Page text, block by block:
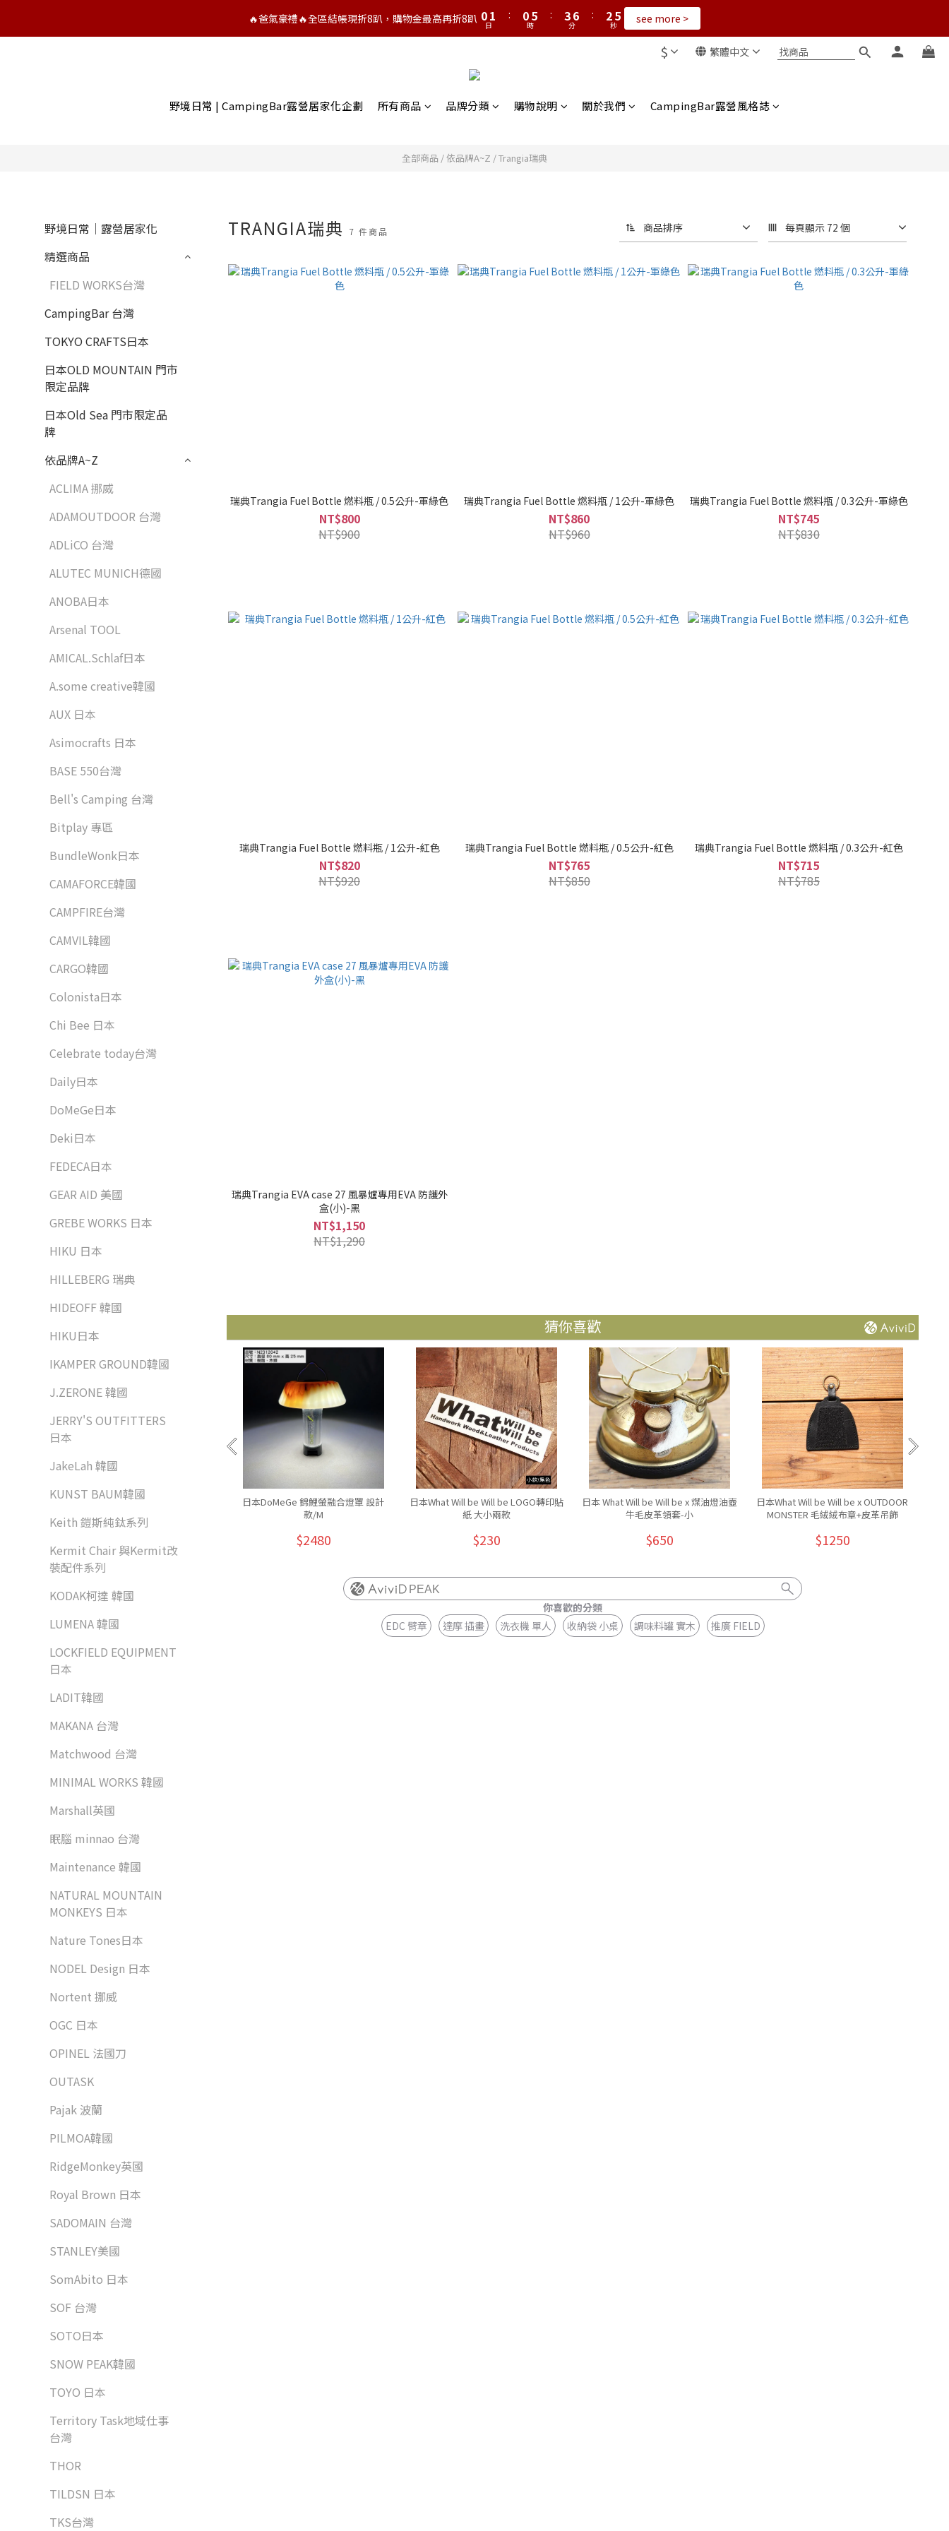
🔥爸氣豪禮🔥全區結帳現折8趴，購物金最高再折8趴 01
0
日
:
05
4
時
:
3
2
6
5
分
:
2
1
4
3
秒 see more >
$ 繁體中文
野境日常 | CampingBar露營居家化企劃 所有商品 品牌分類 購物說明 關於我們 CampingBar露營風格誌
全部商品 /依品牌A~Z /Trangia瑞典
野境日常｜露營居家化
精選商品
FIELD WORKS台灣
CampingBar 台灣
TOKYO CRAFTS日本
日本OLD MOUNTAIN 門市
限定品牌
日本Old Sea 門市限定品
牌
依品牌A~Z
ACLIMA 挪威
ADAMOUTDOOR 台灣
ADLiCO 台灣
ALUTEC MUNICH德國
ANOBA日本
Arsenal TOOL
AMICAL.Schlaf日本
A.some creative韓國
AUX 日本
Asimocrafts 日本
BASE 550台灣
Bell's Camping 台灣
Bitplay 專區
BundleWonk日本
CAMAFORCE韓國
CAMPFIRE台灣
CAMVIL韓國
CARGO韓國
Colonista日本
Chi Bee 日本
Celebrate today台灣
Daily日本
DoMeGe日本
Deki日本
FEDECA日本
GEAR AID 美國
GREBE WORKS 日本
HIKU 日本
HILLEBERG 瑞典
HIDEOFF 韓國
HIKU日本
IKAMPER GROUND韓國
J.ZERONE 韓國
JERRY'S OUTFITTERS
日本
JakeLah 韓國
KUNST BAUM韓國
Keith 鎧斯純鈦系列
Kermit Chair 與Kermit改
裝配件系列
KODAK柯達 韓國
LUMENA 韓國
LOCKFIELD EQUIPMENT
日本
LADIT韓國
MAKANA 台灣
Matchwood 台灣
MINIMAL WORKS 韓國
Marshall英國
眠腦 minnao 台灣
Maintenance 韓國
NATURAL MOUNTAIN
MONKEYS 日本
Nature Tones日本
NODEL Design 日本
Nortent 挪威
OGC 日本
OPINEL 法國刀
OUTASK
Pajak 波蘭
PILMOA韓國
RidgeMonkey英國
Royal Brown 日本
SADOMAIN 台灣
STANLEY美國
SomAbito 日本
SOF 台灣
SOTO日本
SNOW PEAK韓國
TOYO 日本
Territory Task地域仕事
台灣
THOR
TILDSN 日本
TKS台灣
TRANGIA瑞典 7 件商品 商品排序 每頁顯示 72 個
瑞典Trangia Fuel Bottle 燃料瓶 / 0.5公升-軍綠色
NT$800
NT$900
瑞典Trangia Fuel Bottle 燃料瓶 / 1公升-軍綠色
NT$860
NT$960
瑞典Trangia Fuel Bottle 燃料瓶 / 0.3公升-軍綠色
NT$745
NT$830
瑞典Trangia Fuel Bottle 燃料瓶 / 1公升-紅色
NT$820
NT$920
瑞典Trangia Fuel Bottle 燃料瓶 / 0.5公升-紅色
NT$765
NT$850
瑞典Trangia Fuel Bottle 燃料瓶 / 0.3公升-紅色
NT$715
NT$785
瑞典Trangia EVA case 27 風暴爐專用EVA 防護外
盒(小)-黑
NT$1,150
NT$1,290
猜你喜歡
日本DoMeGe 錦鯉螢融合燈罩 設計
款/M
$2480
日本What Will be Will be LOGO轉印貼
紙 大小兩款
$230
日本 What Will be Will be x 煤油燈油壺
牛毛皮革領套-小
$650
日本What Will be Will be x OUTDOOR
MONSTER 毛絨絨布章+皮革吊飾
$1250
PEAK
你喜歡的分類
EDC 臂章
達摩 插畫 洗衣機 單人 收納袋 小桌 調味料罐 實木 推廣 FIELD